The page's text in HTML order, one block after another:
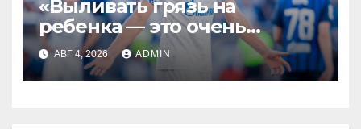
«Выливать грязь на
ребенка — это очень
мерзкая история» —
Радимов о ситуации с
сыном Соболева
АВГ 4, 2026 ADMIN